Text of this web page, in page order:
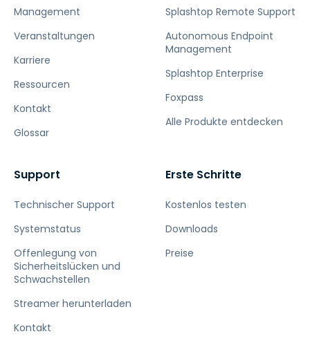
Management
Veranstaltungen
Karriere
Ressourcen
Kontakt
Glossar
Splashtop Remote Support
Autonomous Endpoint
Management
Splashtop Enterprise
Foxpass
Alle Produkte entdecken
Support
Technischer Support
Systemstatus
Offenlegung von
Sicherheitslücken und
Schwachstellen
Streamer herunterladen
Kontakt
Erste Schritte
Kostenlos testen
Downloads
Preise